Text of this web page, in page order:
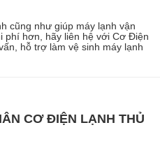
cũng như giúp máy lạnh vận
phí hơn, hãy liên hệ với Cơ Điện
hỗ trợ làm vệ sinh máy lạnh
CƠ ĐIỆN LẠNH THỦ